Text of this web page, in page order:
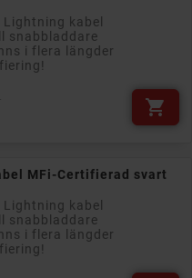
Lightning kabel
snabbladdare
i flera längder

MFi-Certifierad svart
Lightning kabel
snabbladdare
i flera längder